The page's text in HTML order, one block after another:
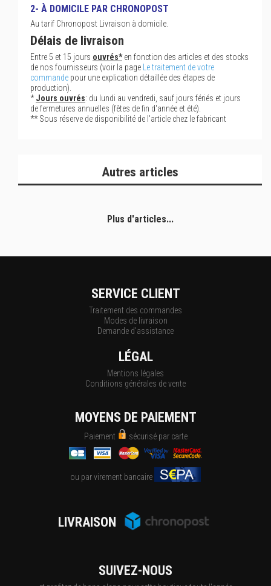
2- À DOMICILE PAR CHRONOPOST
Au tarif Chronopost Livraison à domicile.
Délais de livraison
Entre 5 et 15 jours ouvrés*en fonction des articles et des stocks
de nos fournisseurs (voir la page
Le traitement de votre
commande pour une explication détaillée des étapes de
production).
*Jours ouvrés: du lundi au vendredi, sauf jours fériés et jours
de fermetures annuelles (fêtes de fin d'année et été).
** Sous réserve de disponibilité de l'article chez le fabricant
Autres articles
Plus d'articles...
SERVICE CLIENT
Traitement des commandes
Modes de livraison
Demande d'assistance
LÉGAL
Mentions légales
Conditions générales de vente
MOYENS DE PAIEMENT
Paiement sécurisé par carte
ou par virement bancaire
LIVRAISON
SUIVEZ-NOUS